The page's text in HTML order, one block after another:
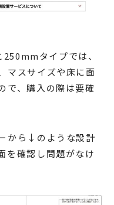
タイプでは、
マスサイズや床に面
で、購入の際は要確
から↓のような設計
を確認し問題がなけ